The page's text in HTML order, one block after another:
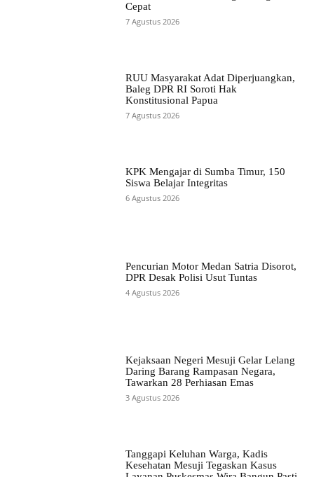
Cepat
7 Agustus 2026
RUU Masyarakat Adat Diperjuangkan,
Baleg DPR RI Soroti Hak
Konstitusional Papua
7 Agustus 2026
KPK Mengajar di Sumba Timur, 150
Siswa Belajar Integritas
6 Agustus 2026
Pencurian Motor Medan Satria Disorot,
DPR Desak Polisi Usut Tuntas
4 Agustus 2026
Kejaksaan Negeri Mesuji Gelar Lelang
Daring Barang Rampasan Negara,
Tawarkan 28 Perhiasan Emas
3 Agustus 2026
Tanggapi Keluhan Warga, Kadis
Kesehatan Mesuji Tegaskan Kasus